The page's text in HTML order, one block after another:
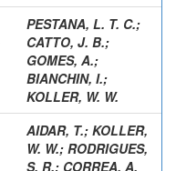
PESTANA, L. T. C.;
CATTO, J. B.;
GOMES, A.;
BIANCHIN, I.;
KOLLER, W. W.
AIDAR, T.; KOLLER,
W. W.; RODRIGUES,
S. R.; CORREA, A.